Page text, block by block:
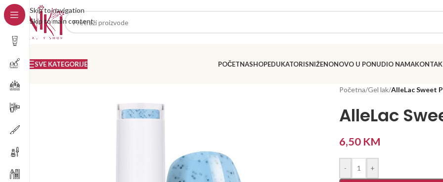
Skip to navigation
Skip to main content
SVE KATEGORIJE POČETNASHOPEDUKATORISNIŽENONOVO U PONUDIO NAMA
Početna/Gel lak/AlleLac Sweet
AlleLac
6,50 KM
- +